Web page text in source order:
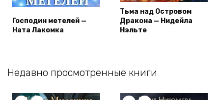
Господин метелей —
Ната Лакомка
Тьма над Островом
Дракона — Нидейла
Нэльте
Недавно просмотренные книги